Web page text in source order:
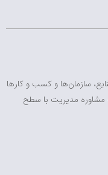
سازمان‌ها و کسب و کارها
مدیریت با سطح